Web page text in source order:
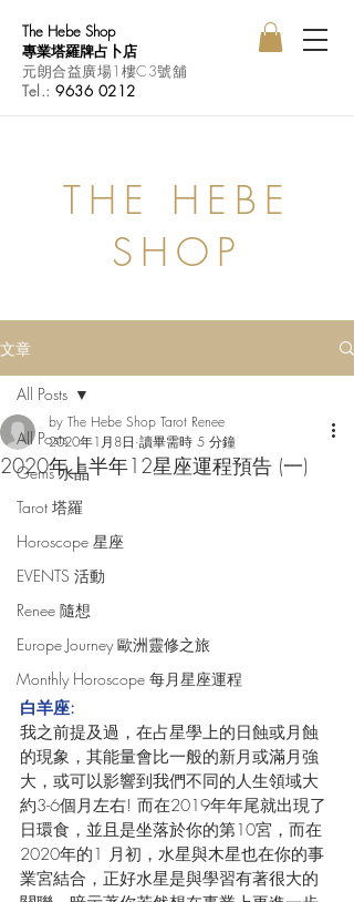
The Hebe Shop
專業塔羅牌占卜店
元朗合益廣場1樓C3號舖
Tel.:9636 0212
THE HEBE
SHOP
文章
All Posts
Gems 水晶
Tarot 塔羅
Horoscope 星座
EVENTS 活動
Renee 隨想
Europe Journey 歐洲靈修之旅
Monthly Horoscope 每月星座運程
All Posts
2020年上半年12星座運程預告 (一)
by The Hebe Shop Tarot Renee
2020年1月8日 讀畢需時 5 分鐘
白羊座:
我之前提及過，在占星學上的日蝕或月蝕
的現象，其能量會比一般的新月或滿月強
大，或可以影響到我們不同的人生領域大
約3-6個月左右! 而在2019年年尾就出現了
日環食，並且是坐落於你的第10宮，而在
2020年的1 月初，水星與木星也在你的事
業宮結合，正好水星是與學習有著很大的